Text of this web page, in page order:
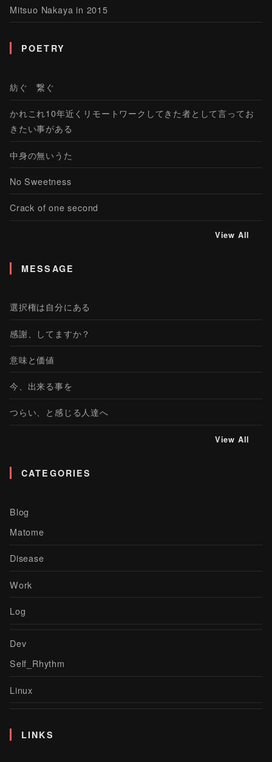
Mitsuo Nakaya in 2015
POETRY
紡ぐ 繋ぐ
かれこれ10年近くリモートワークしてきた者として言ってお
きたい事がある
中身の無いうた
No Sweetness
Crack of one second
View All
MESSAGE
選択権は自分にある
感謝、してますか？
意味と価値
今、出来る事を
つらい、と感じる人達へ
View All
CATEGORIES
Blog
Matome
Disease
Work
Log
Dev
Self_Rhythm
Linux
LINKS